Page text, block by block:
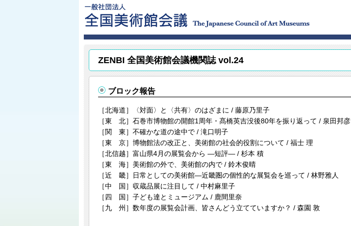
ZENBI 全国美術館会議機関誌 vol.24
ブロック報告
［北海道］〈対面〉と〈共有〉のはざまに / 藤原乃里子
［東 北］石巻市博物館の開館1周年・髙橋英吉没後80年を振り返って / 泉田邦彦
［関 東］不確かな道の途中で / 滝口明子
［東 京］博物館法の改正と、美術館の社会的役割について / 福士 理
［北信越］富山県4月の展覧会から ―短評― / 杉本 積
［東 海］美術館の外で、美術館の内で / 鈴木俊晴
［近 畿］日常としての美術館―近畿圏の個性的な展覧会を巡って / 林野雅人
［中 国］収蔵品展に注目して / 中村麻里子
［四 国］子ども達とミュージアム / 鹿間里奈
［九 州］数年度の展覧会計画、皆さんどう立てていますか？ / 森園 敦